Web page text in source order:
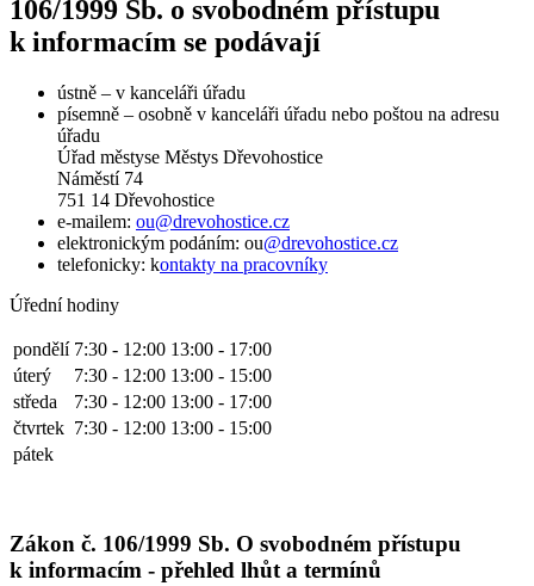
106/1999 Sb. o svobodném přístupu
k informacím se podávají
ústně – v kanceláři úřadu
písemně – osobně v kanceláři úřadu nebo poštou na adresu
úřadu
Úřad městyse Městys Dřevohostice
Náměstí 74
751 14 Dřevohostice
e-mailem: ou@drevohostice.cz
elektronickým podáním: ou@drevohostice.cz
telefonicky: kontakty na pracovníky
Úřední hodiny
pondělí 7:30 - 12:00 13:00 - 17:00
úterý
7:30 - 12:00 13:00 - 15:00
středa
7:30 - 12:00 13:00 - 17:00
čtvrtek 7:30 - 12:00 13:00 - 15:00
pátek
Zákon č. 106/1999 Sb. O svobodném přístupu
k informacím - přehled lhůt a termínů